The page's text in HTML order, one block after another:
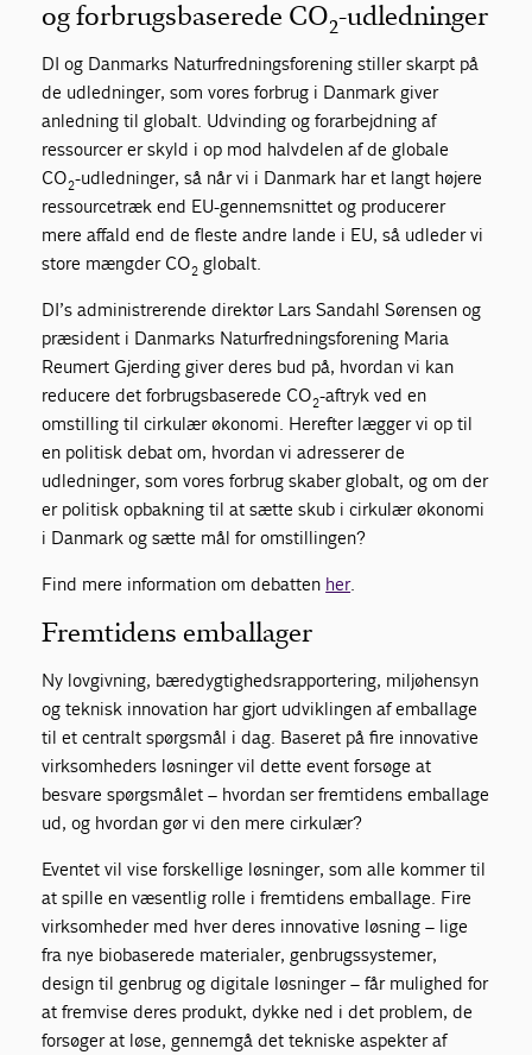
og forbrugsbaserede CO2-udledninger
DI og Danmarks Naturfredningsforening stiller skarpt på
de udledninger, som vores forbrug i Danmark giver
anledning til globalt. Udvinding og forarbejdning af
ressourcer er skyld i op mod halvdelen af de globale
CO2-udledninger, så når vi i Danmark har et langt højere
ressourcetræk end EU-gennemsnittet og producerer
mere affald end de fleste andre lande i EU, så udleder vi
store mængder CO2 globalt.
DI’s administrerende direktør Lars Sandahl Sørensen og
præsident i Danmarks Naturfredningsforening Maria
Reumert Gjerding giver deres bud på, hvordan vi kan
reducere det forbrugsbaserede CO2-aftryk ved en
omstilling til cirkulær økonomi. Herefter lægger vi op til
en politisk debat om, hvordan vi adresserer de
udledninger, som vores forbrug skaber globalt, og om der
er politisk opbakning til at sætte skub i cirkulær økonomi
i Danmark og sætte mål for omstillingen?
Find mere information om debatten her.
Fremtidens emballager
Ny lovgivning, bæredygtighedsrapportering, miljøhensyn
og teknisk innovation har gjort udviklingen af emballage
til et centralt spørgsmål i dag. Baseret på fire innovative
virksomheders løsninger vil dette event forsøge at
besvare spørgsmålet – hvordan ser fremtidens emballage
ud, og hvordan gør vi den mere cirkulær?
Eventet vil vise forskellige løsninger, som alle kommer til
at spille en væsentlig rolle i fremtidens emballage. Fire
virksomheder med hver deres innovative løsning – lige
fra nye biobaserede materialer, genbrugssystemer,
design til genbrug og digitale løsninger – får mulighed for
at fremvise deres produkt, dykke ned i det problem, de
forsøger at løse, gennemgå det tekniske aspekter af